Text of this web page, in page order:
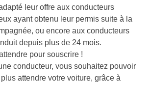
leur offre aux conducteurs
ayant obtenu leur permis suite à la
ou encore aux conducteurs
depuis plus de 24 mois.
pour souscrire !
conducteur, vous souhaitez pouvoir
attendre votre voiture, grâce à